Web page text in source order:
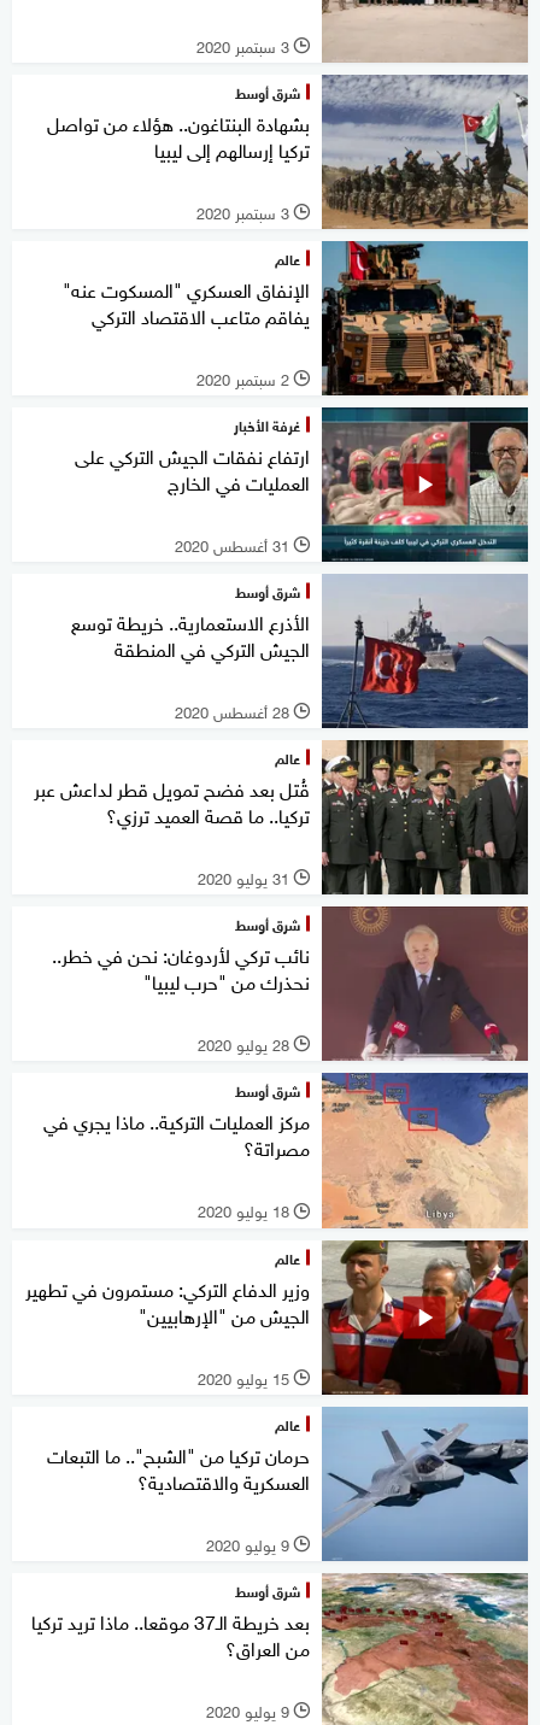
l 3 سبتمبر 2020
شرق أوسط
بشهادة البنتاغون.. هؤلاء من تواصل
تركيا إرسالهم إلى ليبيا
l 3 سبتمبر 2020
عالم
الإنفاق العسكري "المسكوت عنه"
يفاقم متاعب الاقتصاد التركي
l 2 سبتمبر 2020
غرفة الأخبار
ارتفاع نفقات الجيش التركي على
العمليات في الخارج
l 31 أغسطس 2020
شرق أوسط
الأذرع الاستعمارية.. خريطة توسع
الجيش التركي في المنطقة
l 28 أغسطس 2020
عالم
قُتل بعد فضح تمويل قطر لداعش عبر
تركيا.. ما قصة العميد ترزي؟
l 31 يوليو 2020
شرق أوسط
نائب تركي لأردوغان: نحن في خطر..
نحذرك من "حرب ليبيا"
l 28 يوليو 2020
شرق أوسط
مركز العمليات التركية.. ماذا يجري في
مصراتة؟
l 18 يوليو 2020
عالم
وزير الدفاع التركي: مستمرون في تطهير
الجيش من "الإرهابيين"
l 15 يوليو 2020
عالم
حرمان تركيا من "الشبح".. ما التبعات
العسكرية والاقتصادية؟
l 9 يوليو 2020
شرق أوسط
بعد خريطة الـ37 موقعا.. ماذا تريد تركيا
من العراق؟
l 9 يوليو 2020